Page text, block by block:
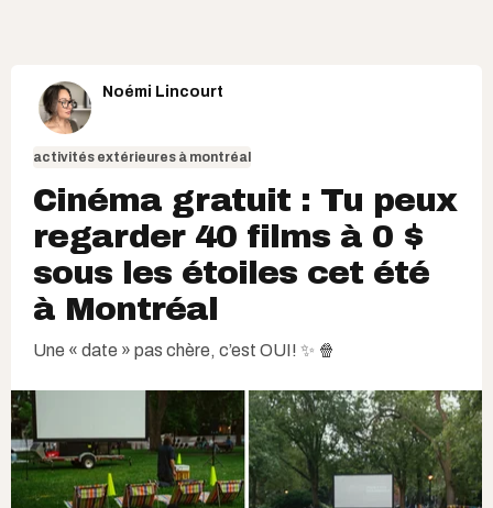
Noémi Lincourt
activités extérieures à montréal
Cinéma gratuit : Tu peux
regarder 40 films à 0 $
sous les étoiles cet été
à Montréal
Une « date » pas chère, c’est OUI! ✨ 🍿